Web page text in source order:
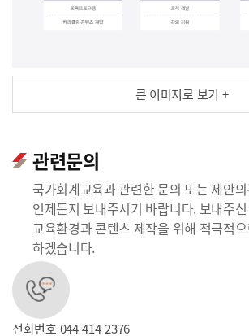
큰 이미지로 보기 +
관련문의
국가회계교육과 관련한 문의 또는 제안
언제든지 보내주시기 바랍니다. 보내주
교육환경과 콘텐츠 제작을 위해 적극적
하겠습니다.
전화번호 044-414-2376